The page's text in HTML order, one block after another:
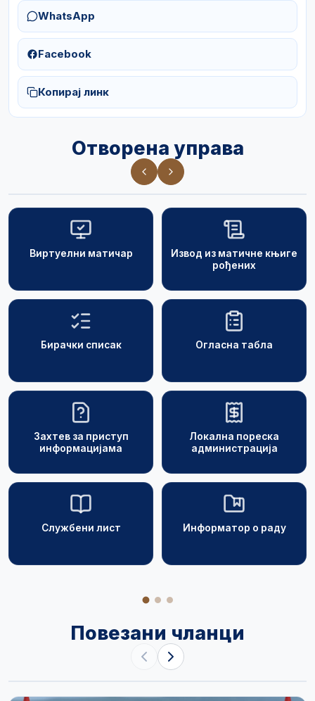
WhatsApp
Facebook
Копирај линк
Отворена управа
Виртуелни матичар
Извод из матичне књиге
рођених
Бирачки списак Огласна табла
Захтев за приступ
информацијама
Локална пореска
администрација
Службени лист Информатор о раду
Повезани чланци